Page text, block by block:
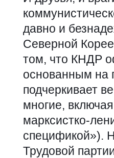
давно и
Северной
том, что КНДР
основанным на
подчеркивает
многие,
марксистко-
спецификой»).
Трудовой